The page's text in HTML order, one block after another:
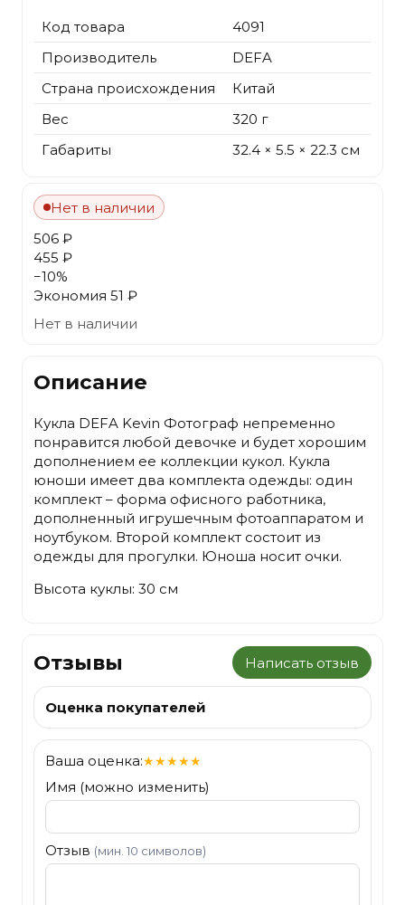
Код товара
4091
Производитель
DEFA
Страна происхождения
Китай
Вес
320 г
Габариты
32.4 × 5.5 × 22.3 см
Нет в наличии
506 ₽
455 ₽
−10%
Экономия 51 ₽
Нет в наличии
Описание
Кукла DEFA Kevin Фотограф непременно
понравится любой девочке и будет хорошим
дополнением ее коллекции кукол. Кукла
юноши имеет два комплекта одежды: один
комплект – форма офисного работника,
дополненный игрушечным фотоаппаратом и
ноутбуком. Второй комплект состоит из
одежды для прогулки. Юноша носит очки.
Высота куклы: 30 см
Отзывы Написать отзыв
Оценка покупателей
Ваша оценка:★★★★★
Имя (можно изменить)
Отзыв (мин. 10 символов)